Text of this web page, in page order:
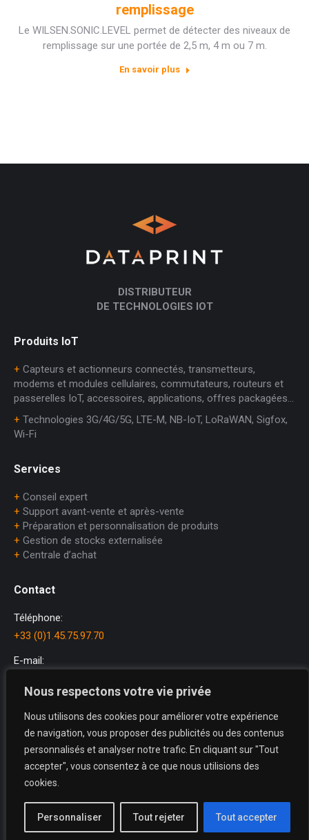
Nous respectons votre vie privée
Nous utilisons des cookies pour améliorer votre expérience
de navigation, vous proposer des publicités ou des contenus
personnalisés et analyser notre trafic. En cliquant sur "Tout
accepter", vous consentez à ce que nous utilisions des
cookies.
Personnaliser Tout rejeter Tout accepter
remplissage
Le WILSEN.SONIC.LEVEL permet de détecter des niveaux de
remplissage sur une portée de 2,5 m, 4 m ou 7 m.
En savoir plus
DISTRIBUTEUR
DE TECHNOLOGIES IOT
Produits IoT
+ Capteurs et actionneurs connectés, transmetteurs,
modems et modules cellulaires, commutateurs, routeurs et
passerelles IoT, accessoires, applications, offres packagées…
+ Technologies 3G/4G/5G, LTE-M, NB-IoT, LoRaWAN, Sigfox,
Wi-Fi
Services
+ Conseil expert
+ Support avant-vente et après-vente
+ Préparation et personnalisation de produits
+ Gestion de stocks externalisée
+ Centrale d’achat
Contact
Téléphone:
+33 (0)1.45.75.97.70
E-mail:
69, avenue du Maréchal Juin
64200 BIARRITZ
Trouvez nous sur :
La
La
La
Useful links
Copyright DataPrint © 2022-2025